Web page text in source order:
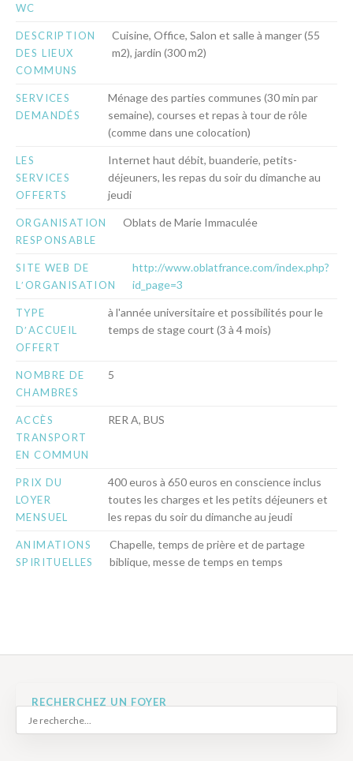
WC
DESCRIPTION
DES LIEUX
COMMUNS
Cuisine, Office, Salon et salle à manger (55
m2), jardin (300 m2)
SERVICES
DEMANDÉS
Ménage des parties communes (30 min par
semaine), courses et repas à tour de rôle
(comme dans une colocation)
LES
SERVICES
OFFERTS
Internet haut débit, buanderie, petits-
déjeuners, les repas du soir du dimanche au
jeudi
ORGANISATION
RESPONSABLE
Oblats de Marie Immaculée
SITE WEB DE
LʹORGANISATION
http://www.oblatfrance.com/index.php?
id_page=3
TYPE
DʹACCUEIL
OFFERT
à l'année universitaire et possibilités pour le
temps de stage court (3 à 4 mois)
NOMBRE DE
CHAMBRES
5
ACCÈS
TRANSPORT
EN COMMUN
RER A, BUS
PRIX DU
LOYER
MENSUEL
400 euros à 650 euros en conscience inclus
toutes les charges et les petits déjeuners et
les repas du soir du dimanche au jeudi
ANIMATIONS
SPIRITUELLES
Chapelle, temps de prière et de partage
biblique, messe de temps en temps
RECHERCHEZ UN FOYER